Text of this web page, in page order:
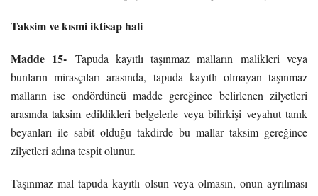
Taksim ve kısmi iktisap hali
Madde 15- Tapuda kayıtlı taşınmaz malların malikleri veya
bunların mirasçıları arasında, tapuda kayıtlı olmayan taşınmaz
malların ise ondördüncü madde gereğince belirlenen zilyetleri
arasında taksim edildikleri belgelerle veya bilirkişi veyahut tanık
beyanları ile sabit olduğu takdirde bu mallar taksim gereğince
zilyetleri adına tespit olunur.
Taşınmaz mal tapuda kayıtlı olsun veya olmasın, onun ayrılması